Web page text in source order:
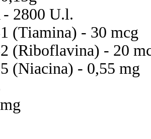
2800 U.l.
(Tiamina) - 30 mcg
(Riboflavina) - 20
(Niacina) - 0,55 mg